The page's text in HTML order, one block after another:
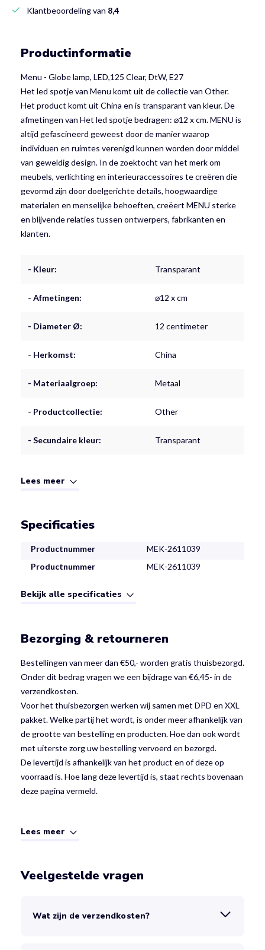
Klantbeoordeling van 8,4
Productinformatie
Menu - Globe lamp, LED,125 Clear, DtW, E27
Het led spotje van Menu komt uit de collectie van Other.
Het product komt uit China en is transparant van kleur. De
afmetingen van Het led spotje bedragen: ⌀12 x cm. MENU is
altijd gefascineerd geweest door de manier waarop
individuen en ruimtes verenigd kunnen worden door middel
van geweldig design. In de zoektocht van het merk om
meubels, verlichting en interieuraccessoires te creëren die
gevormd zijn door doelgerichte details, hoogwaardige
materialen en menselijke behoeften, creëert MENU sterke
en blijvende relaties tussen ontwerpers, fabrikanten en
klanten.
- Kleur: Transparant
- Afmetingen: ⌀12 x cm
- Diameter Ø: 12 centimeter
- Herkomst: China
- Materiaalgroep: Metaal
- Productcollectie: Other
- Secundaire kleur: Transparant
Lees meer
Specificaties
Productnummer
MEK-2611039
Productnummer
MEK-2611039
Bekijk alle specificaties
Bezorging & retourneren
Bestellingen van meer dan €50,- worden gratis thuisbezorgd.
Onder dit bedrag vragen we een bijdrage van €6,45- in de
verzendkosten.
Voor het thuisbezorgen werken wij samen met DPD en XXL
pakket. Welke partij het wordt, is onder meer afhankelijk van
de grootte van bestelling en producten. Hoe dan ook wordt
met uiterste zorg uw bestelling vervoerd en bezorgd.
De levertijd is afhankelijk van het product en of deze op
voorraad is. Hoe lang deze levertijd is, staat rechts bovenaan
deze pagina vermeld.
Lees meer
Veelgestelde vragen
Wat zijn de verzendkosten?